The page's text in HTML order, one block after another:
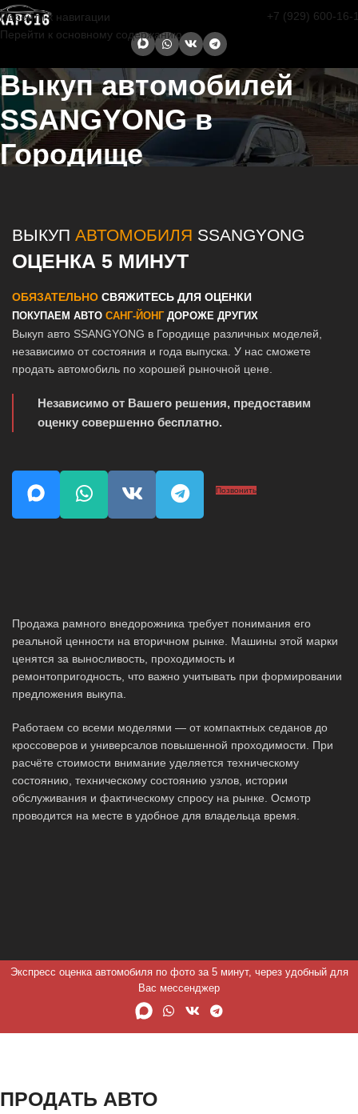
Перейти к навигации
Перейти к основному содержанию
+7 (929) 600-16-
Выкуп автомобилей
SSANGYONG в
Городище
ВЫКУП АВТОМОБИЛЯ SSANGYONG
ОЦЕНКА 5 МИНУТ
ОБЯЗАТЕЛЬНО СВЯЖИТЕСЬ ДЛЯ ОЦЕНКИ
ПОКУПАЕМ АВТО САНГ-ЙОНГ ДОРОЖЕ ДРУГИХ
Выкуп авто SSANGYONG в Городище различных моделей,
независимо от состояния и года выпуска. У нас сможете
продать автомобиль по хорошей рыночной цене.
Независимо от Вашего решения, предоставим
оценку совершенно бесплатно.
Позвонить
Продажа рамного внедорожника требует понимания его
реальной ценности на вторичном рынке. Машины этой марки
ценятся за выносливость, проходимость и
ремонтопригодность, что важно учитывать при формировании
предложения выкупа.
Работаем со всеми моделями — от компактных седанов до
кроссоверов и универсалов повышенной проходимости. При
расчёте стоимости внимание уделяется техническому
состоянию, техническому состоянию узлов, истории
обслуживания и фактическому спросу на рынке. Осмотр
проводится на месте в удобное для владельца время.
Экспресс оценка автомобиля по фото за 5 минут, через удобный для
Вас мессенджер
ПРОДАТЬ АВТО